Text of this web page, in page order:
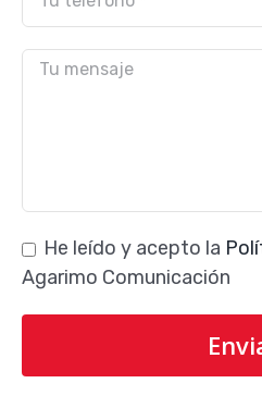
He leído y acepto la
Agarimo Comunicación